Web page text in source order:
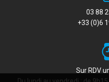
03 88
+33 (0)6
Sur RDV